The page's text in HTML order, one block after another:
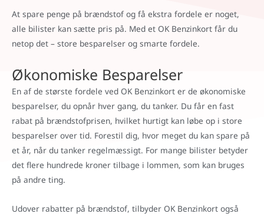
At spare penge på brændstof og få ekstra fordele er noget,
alle bilister kan sætte pris på. Med et OK Benzinkort får du
netop det – store besparelser og smarte fordele.
Økonomiske Besparelser
En af de største fordele ved OK Benzinkort er de økonomiske
besparelser, du opnår hver gang, du tanker. Du får en fast
rabat på brændstofprisen, hvilket hurtigt kan løbe op i store
besparelser over tid. Forestil dig, hvor meget du kan spare på
et år, når du tanker regelmæssigt. For mange bilister betyder
det flere hundrede kroner tilbage i lommen, som kan bruges
på andre ting.
Udover rabatter på brændstof, tilbyder OK Benzinkort også